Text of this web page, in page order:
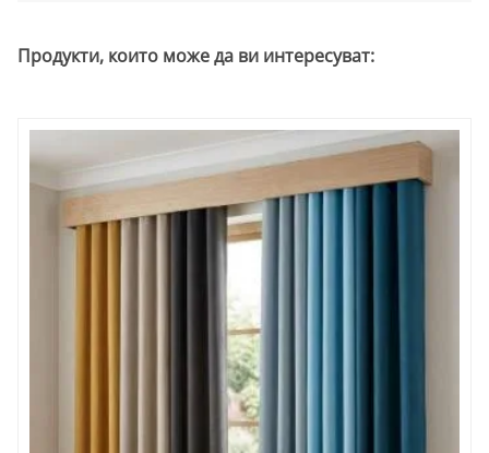
Продукти, които може да ви интересуват: